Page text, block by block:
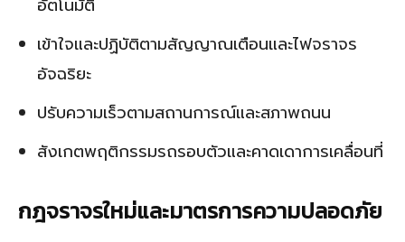
อัตโนมัติ
เข้าใจและปฏิบัติตามสัญญาณเตือนและไฟจราจร
อัจฉริยะ
ปรับความเร็วตามสถานการณ์และสภาพถนน
สังเกตพฤติกรรมรถรอบตัวและคาดเดาการเคลื่อนที่
กฎจราจรใหม่และมาตรการความปลอดภัย